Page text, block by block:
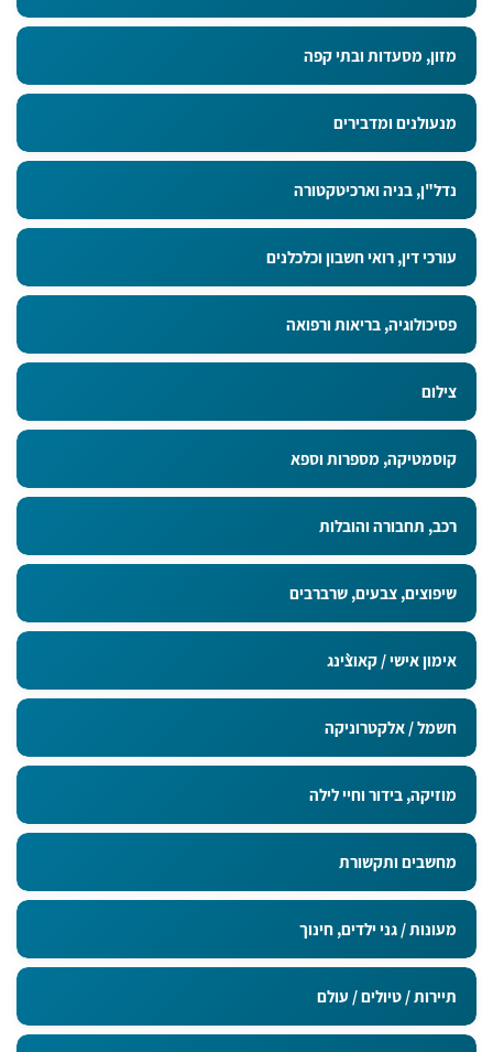
מזון, מסעדות ובתי קפה
מנעולנים ומדבירים
נדל"ן, בניה וארכיטקטורה
עורכי דין, רואי חשבון וכלכלנים
פסיכולוגיה, בריאות ורפואה
צילום
קוסמטיקה, מספרות וספא
רכב, תחבורה והובלות
שיפוצים, צבעים, שרברבים
אימון אישי / קאוצ`ינג
חשמל / אלקטרוניקה
מוזיקה, בידור וחיי לילה
מחשבים ותקשורת
מעונות / גני ילדים, חינוך
תיירות / טיולים / עולם